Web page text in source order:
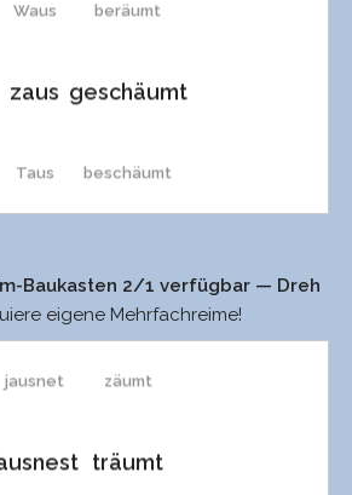
Waus
zaus
Taus
beräumt
geschäumt
beschäumt
Baukasten 2/1 verfügbar — Dreh
eigene Mehrfachreime!
jausnet zäumt
träumt